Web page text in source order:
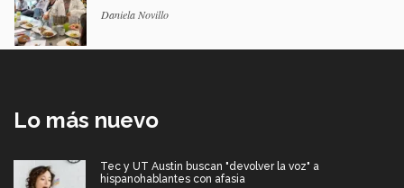
Daniela Novillo
Lo más nuevo
Tec y UT Austin buscan "devolver la voz" a
hispanohablantes con afasia